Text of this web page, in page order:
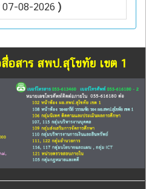
08-2026 )
อสาร สพป.สุโขทัย เขต 1